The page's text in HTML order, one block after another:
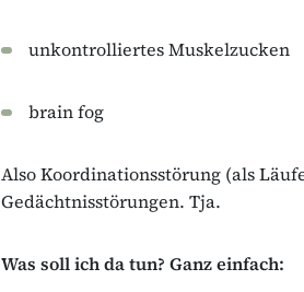
unkontrolliertes Muskelzucken
brain fog
Also Koordinationsstörung (als
Gedächtnisstörungen. Tja.
Was soll ich da tun? Ganz einfach: